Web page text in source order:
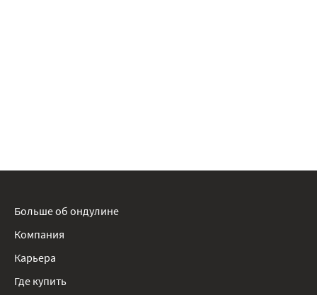
Больше об ондулине
Компания
Карьера
Где купить